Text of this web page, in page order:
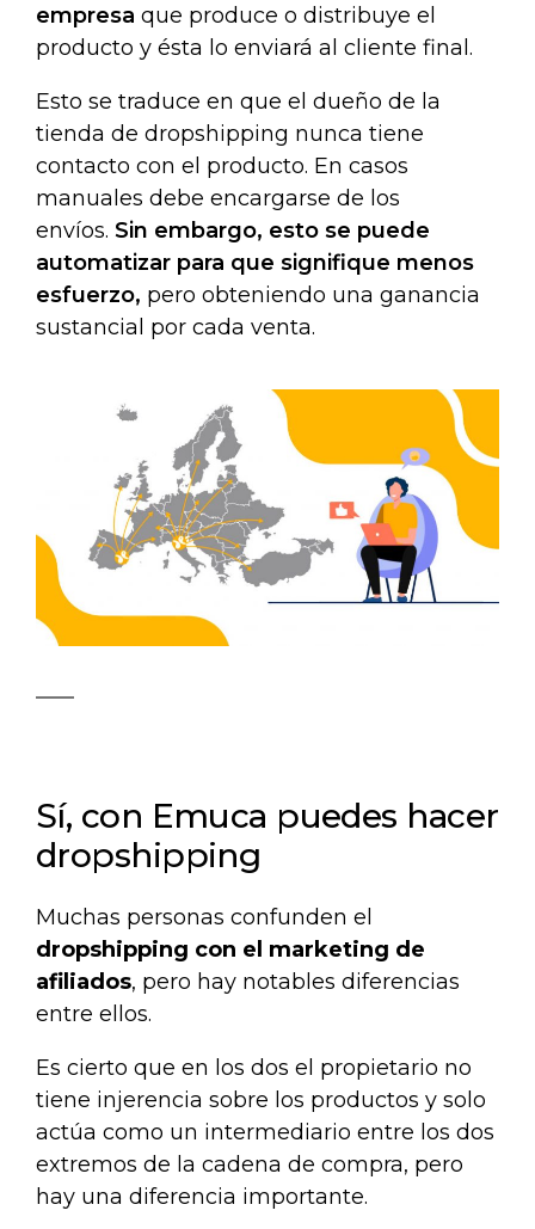
empresa que produce o distribuye el
producto y ésta lo enviará al cliente final.
Esto se traduce en que el dueño de la
tienda de dropshipping nunca tiene
contacto con el producto. En casos
manuales debe encargarse de los
envíos. Sin embargo, esto se puede
automatizar para que signifique menos
esfuerzo, pero obteniendo una ganancia
sustancial por cada venta.
Sí, con Emuca puedes hacer
dropshipping
Muchas personas confunden el
dropshipping con el marketing de
afiliados, pero hay notables diferencias
entre ellos.
Es cierto que en los dos el propietario no
tiene injerencia sobre los productos y solo
actúa como un intermediario entre los dos
extremos de la cadena de compra, pero
hay una diferencia importante.